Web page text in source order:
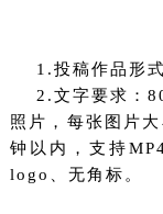
1.投稿作品
照片，每张图片
钟以内，支持
logo、无角标。